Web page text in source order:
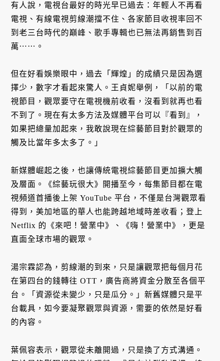
有人說，電視台最好的時光早已過去：年輕人不再看
電視、有線電視剪線潮擋不住、各家節目收視率回不
到老三台時代的巔峰、歌手專輯也已無法再銷售到百
萬⋯⋯。
但在好看娛樂眼中，過去「輝煌」的成績只是因為選
擇少，數字才看起來驚人。王貞妮舉例，「以前的電
視節目，觀眾要守在電視機前收看，沒看到就再也看
不到了。現在有太多方法及媒體平台可以『看到』，
如果把總量加起來，我敢說現在綜藝節目對於觀眾的
觸及比當年多太多了。」
新媒體崛起之後，也讓傳統電視綜藝節目更加擴大觸
及層面。《綜藝玩很大》開播至今，每集節目都在電
視頻道首播後上架 YouTube 平台，不僅是台灣觀眾看
得到，美加地區的華人也能跨越地域時差收看；登上
Netflix 的《來吧！營業中》、《嗨！營業中》，更是
直面全球市場的觀眾。
湯宗霖認為，剪線潮的到來，只是讓觀眾把每個月花
在第四台的錢轉往 OTT，廣告商將資金分散至各個平
台。「資源從未變少，只是瓜分。」新舊媒體只是平
台載具，如今要凝聚觀眾與資源，需要的依然是好看
的內容。
葉佩容表示，觀眾從未離開過，只是換了方式溝通。